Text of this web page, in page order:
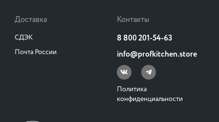
Доставка
СДЭК
Почта России
Контакты
8 800 201-54-63
info@profkitchen.store
Политика
конфиденциальности